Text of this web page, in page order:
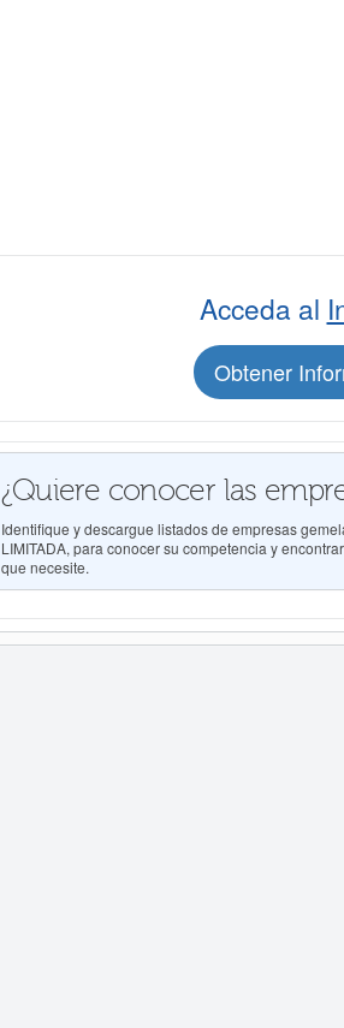
Acceda al
Obtener
¿Quiere conocer las
Identifique y descargue listados de empresas
LIMITADA, para conocer su competencia y
que necesite.